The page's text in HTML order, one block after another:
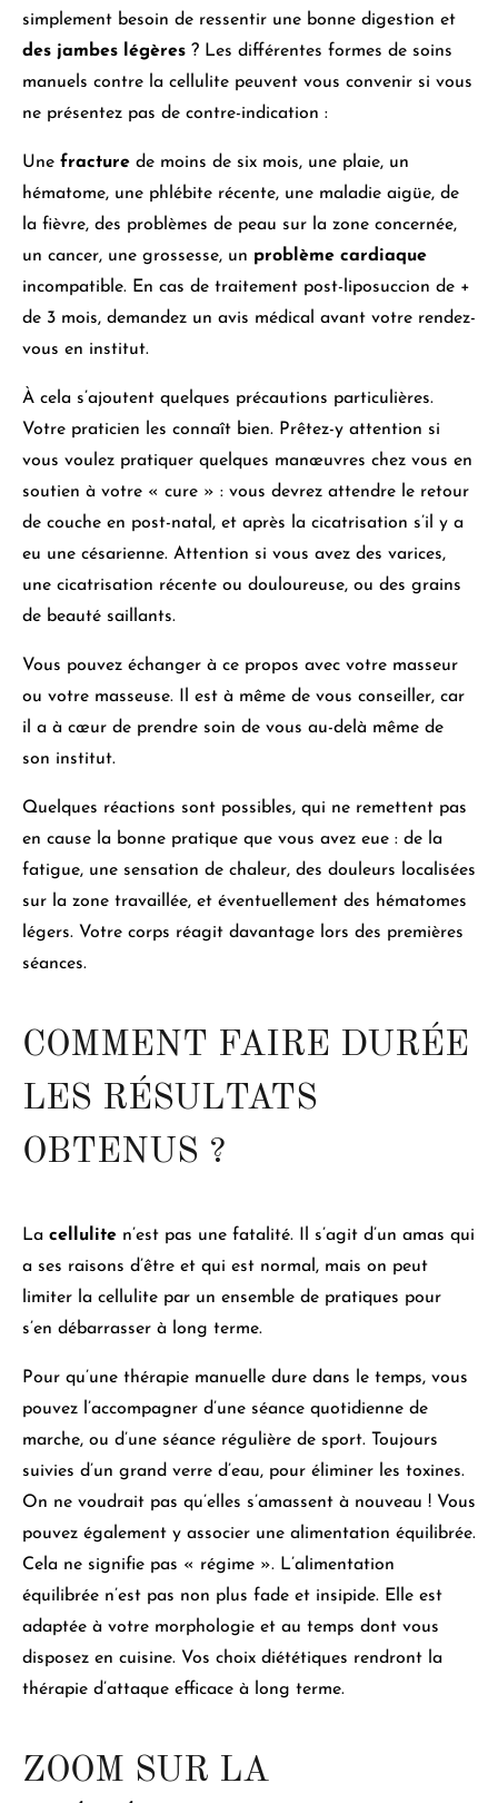
simplement besoin de ressentir une bonne digestion et
des jambes légères ? Les différentes formes de soins
manuels contre la cellulite peuvent vous convenir si vous
ne présentez pas de contre-indication :
Une fracture de moins de six mois, une plaie, un
hématome, une phlébite récente, une maladie aigüe, de
la fièvre, des problèmes de peau sur la zone concernée,
un cancer, une grossesse, un problème cardiaque
incompatible. En cas de traitement post-liposuccion de +
de 3 mois, demandez un avis médical avant votre rendez-
vous en institut.
À cela s’ajoutent quelques précautions particulières.
Votre praticien les connaît bien. Prêtez-y attention si
vous voulez pratiquer quelques manœuvres chez vous en
soutien à votre « cure » : vous devrez attendre le retour
de couche en post-natal, et après la cicatrisation s’il y a
eu une césarienne. Attention si vous avez des varices,
une cicatrisation récente ou douloureuse, ou des grains
de beauté saillants.
Vous pouvez échanger à ce propos avec votre masseur
ou votre masseuse. Il est à même de vous conseiller, car
il a à cœur de prendre soin de vous au-delà même de
son institut.
Quelques réactions sont possibles, qui ne remettent pas
en cause la bonne pratique que vous avez eue : de la
fatigue, une sensation de chaleur, des douleurs localisées
sur la zone travaillée, et éventuellement des hématomes
légers. Votre corps réagit davantage lors des premières
séances.
COMMENT FAIRE DURÉE
LES RÉSULTATS
OBTENUS ?
La cellulite n’est pas une fatalité. Il s’agit d’un amas qui
a ses raisons d’être et qui est normal, mais on peut
limiter la cellulite par un ensemble de pratiques pour
s’en débarrasser à long terme.
Pour qu’une thérapie manuelle dure dans le temps, vous
pouvez l’accompagner d’une séance quotidienne de
marche, ou d’une séance régulière de sport. Toujours
suivies d’un grand verre d’eau, pour éliminer les toxines.
On ne voudrait pas qu’elles s’amassent à nouveau ! Vous
pouvez également y associer une alimentation équilibrée.
Cela ne signifie pas « régime ». L’alimentation
équilibrée n’est pas non plus fade et insipide. Elle est
adaptée à votre morphologie et au temps dont vous
disposez en cuisine. Vos choix diététiques rendront la
thérapie d’attaque efficace à long terme.
ZOOM SUR LA